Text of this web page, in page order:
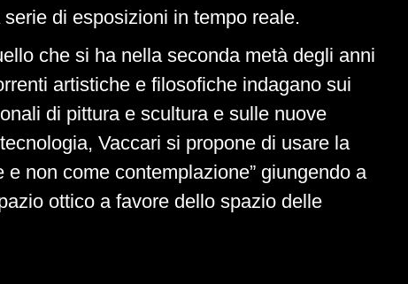
di esposizioni in tempo reale.
che si ha nella seconda metà degli anni
artistiche e filosofiche indagano sui
di pittura e scultura e sulle nuove
Vaccari si propone di usare la
e non come contemplazione” giungendo a
ottico a favore dello spazio delle